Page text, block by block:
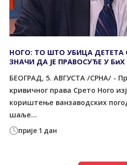
прије 1 дан
НОГО: ТО ШТО УБИЦА
ЗНАЧИ ДА ЈЕ ПРАВОСУЂЕ У
БЕОГРАД, 5. АВГУСТА /СРНА/ -
кривичног права Срето Ного
кориштење ванзаводских
шаље...